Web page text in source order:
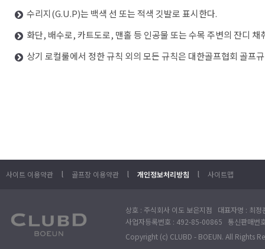
수리지(G.U.P)는 백색 선 또는 적색 깃발로 표시한다.
화단, 배수로, 카트도로, 맨홀 등 인공물 또는 수목 주변의 잔디 채
상기 로컬룰에서 정한 규칙 외의 모든 규칙은 대한골프협회 골프
사이트 이용약관 l 골프장 이용약관 l 개인정보처리방침 l 사이트맵
상호 : 주식회사 이도 보은지점 대표자명 : 최
사업자등록번호 : 492-85-00865 통신판매
Copyright (c) CLUBD - BOEUN. All Rights